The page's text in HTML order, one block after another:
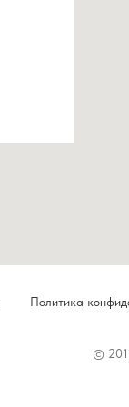
Политика
©